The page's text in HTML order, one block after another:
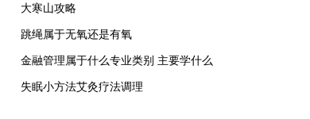
大寒山攻略
跳绳属于无氧还是有氧
金融管理属于什么专业类别 主要学什么
失眠小方法艾灸疗法调理